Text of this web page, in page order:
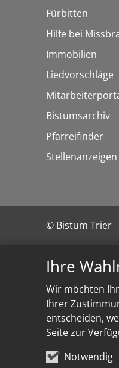
Ihre
Wir möchten
Ihrer
entscheiden,
Seite zur
Notwendig
Fürbitten
Hilfe bei
Immobilien
Liedvorschläge
Bistumsarchiv
Pfarreifinder
Stellenanzeigen
© Bistum Trier